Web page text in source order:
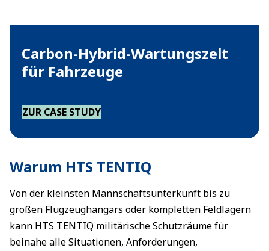
Carbon-Hybrid-Wartungszelt
für Fahrzeuge
ZUR CASE STUDY
Warum HTS TENTIQ
Von der kleinsten Mannschaftsunterkunft bis zu
großen Flugzeughangars oder kompletten Feldlagern
kann HTS TENTIQ militärische Schutzräume für
beinahe alle Situationen, Anforderungen,